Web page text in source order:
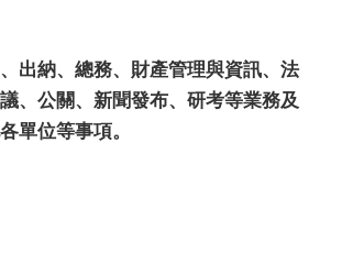
出納、總務、財產管理與資訊、法
、公關、新聞發布、研考等業務及
單位等事項。